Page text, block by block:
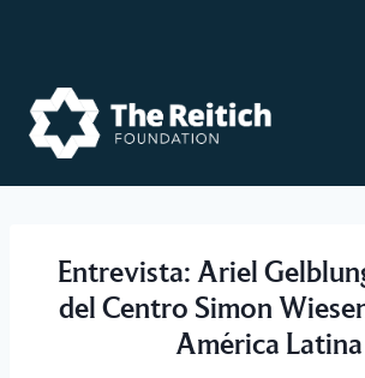
Entrevista: Ariel
del Centro Simon
América Latina